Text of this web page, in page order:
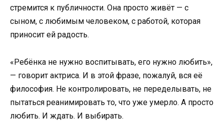
стремится к публичности. Она просто живёт — с
сыном, с любимым человеком, с работой, которая
приносит ей радость.
«Ребёнка не нужно воспитывать, его нужно любить»,
— говорит актриса. И в этой фразе, пожалуй, вся её
философия. Не контролировать, не переделывать, не
пытаться реанимировать то, что уже умерло. А просто
любить. И ждать. И выбирать.